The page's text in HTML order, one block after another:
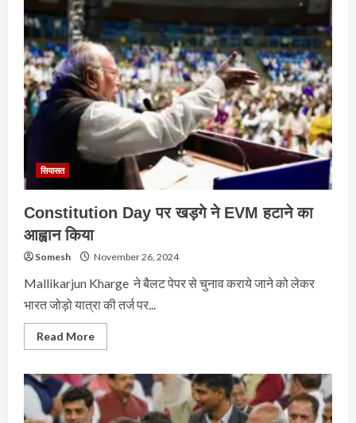
सियासत
Constitution Day पर खड़गे ने EVM हटाने का
आह्वान किया
Somesh November 26, 2024
Mallikarjun Kharge ने बैलट पेपर से चुनाव कराये जाने को लेकर
भारत जोड़ो यात्रा की तर्ज पर...
Read MoreRead
more
Day
पर
खड़गे
ने